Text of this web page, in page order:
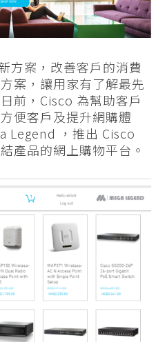
方案，改善客戶的消費
案，讓用家有了解最先
前，Cisco 為幫助客戶
便客戶及提升網購體
Legend ，推出 Cisco
產品的網上購物平台。